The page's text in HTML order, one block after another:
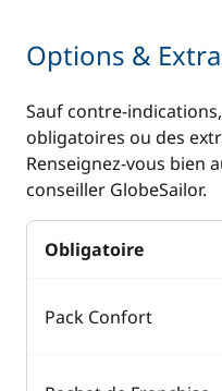
Options &
Sauf contre-
obligatoires ou des
Renseignez-vous bien
conseiller GlobeSailor.
Obligatoire
Pack Confort